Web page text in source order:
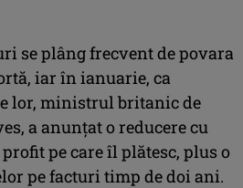
se plâng frecvent de povara
iar în ianuarie, ca
lor, ministrul britanic de
a anunţat o reducere cu
pe care îl plătesc, plus o
pe facturi timp de doi ani.